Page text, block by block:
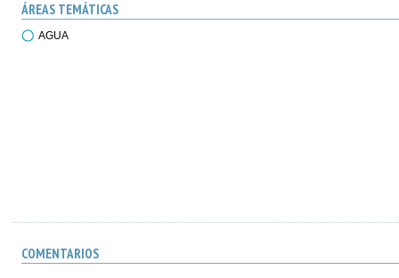
ÁREAS TEMÁTICAS
AGUA
COMENTARIOS